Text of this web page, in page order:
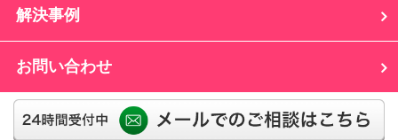
解決事例
お問い合わせ